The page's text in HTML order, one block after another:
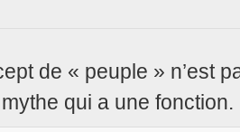
de « peuple » n’est
qui a une fonction.